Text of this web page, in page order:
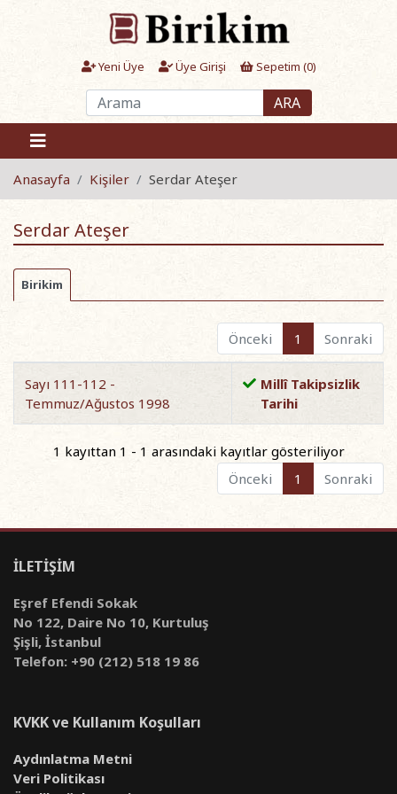
Yeni Üye Üye Girişi Sepetim (0)
ARA
Anasayfa Kişiler Serdar Ateşer
Serdar Ateşer
Birikim
Önceki 1 Sonraki
Sayı 111-112 -
Temmuz/Ağustos 1998
Millî Takipsizlik
Tarihi
1 kayıttan 1 - 1 arasındaki kayıtlar gösteriliyor
Önceki
1 Sonraki
İLETİŞİM
Eşref Efendi Sokak
No 122, Daire No 10, Kurtuluş
Şişli, İstanbul
Telefon: +90 (212) 518 19 86
KVKK ve Kullanım Koşulları
Aydınlatma Metni
Veri Politikası